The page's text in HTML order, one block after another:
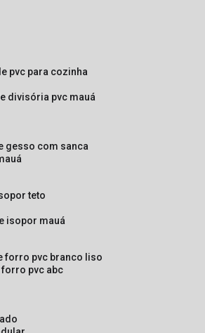
pvc para cozinha
divisória pvc mauá
gesso com sanca
teto
isopor mauá
forro pvc branco liso
forro pvc abc